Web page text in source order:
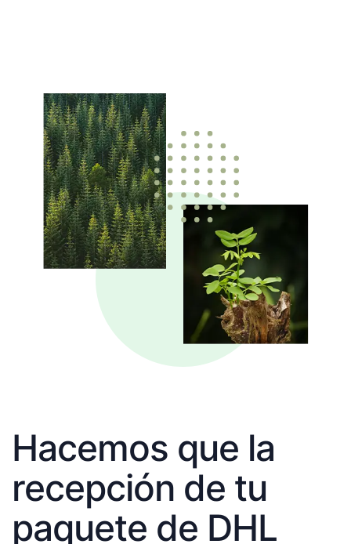
Hacemos que la
recepción de tu
paquete de DHL